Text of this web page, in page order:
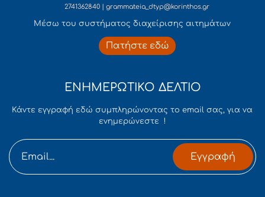
2741362840 | grammateia_dtyp@korinthos.gr
Mέσω του συστήματος διαχείρισης αιτημάτων
Πατήστε εδώ
ΕΝΗΜΕΡΩΤΙΚΟ ΔΕΛΤΙΟ
Κάντε εγγραφή εδώ συμπληρώνοντας το email σας, για να
ενημερώνεστε !
Εγγραφή